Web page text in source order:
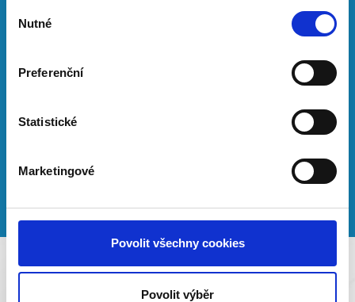
souhlasu
Nutné
Preferenční
Statistické
Marketingové
Povolit všechny cookies
Povolit výběr
Pečlivě vážíme, jaký materiál a
Umíme vám s výběrem dobře
poradit, abyste byli spokojeni po
všech stránkách
Na vaše objednávky reagujeme
rychle a v krátkých termínech